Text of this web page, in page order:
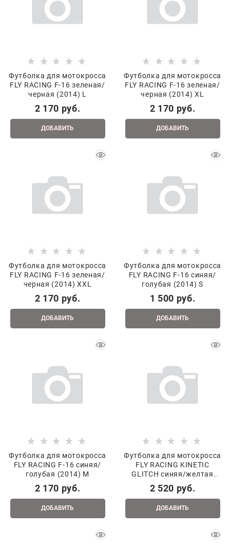
Футболка для мотокросса
FLY RACING F-16 зеленая/
черная (2014) L
2 170 руб.
ДОБАВИТЬ
Футболка для мотокросса
FLY RACING F-16 зеленая/
черная (2014) XL
2 170 руб.
ДОБАВИТЬ
Футболка для мотокросса
FLY RACING F-16 зеленая/
черная (2014) XXL
2 170 руб.
ДОБАВИТЬ
Футболка для мотокросса
FLY RACING F-16 синяя/
голубая (2014) S
1 500 руб.
ДОБАВИТЬ
Футболка для мотокросса
FLY RACING F-16 синяя/
голубая (2014) M
2 170 руб.
ДОБАВИТЬ
Футболка для мотокросса
FLY RACING KINETIC
GLITCH синяя/желтая
2 520 руб.
ДОБАВИТЬ